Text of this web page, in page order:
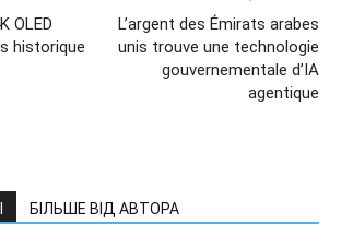
OLED
historique
L’argent des Émirats arabes
unis trouve une technologie
gouvernementale d’IA
agentique
БІЛЬШЕ ВІД АВТОРА